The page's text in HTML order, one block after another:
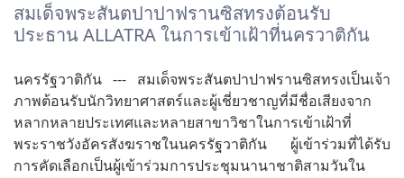
สมเด็จพระสันตปาปาฟรานซิสทรงต้อนรับ
ประธาน ALLATRA ในการเข้าเฝ้าที่นครวาติกัน
นครรัฐวาติกัน --- สมเด็จพระสันตปาปาฟรานซิสทรงเป็นเจ้า
ภาพต้อนรับนักวิทยาศาสตร์และผู้เชี่ยวชาญที่มีชื่อเสียงจาก
หลากหลายประเทศและหลายสาขาวิชาในการเข้าเฝ้าที่
พระราชวังอัครสังฆราชในนครรัฐวาติกัน ผู้เข้าร่วมที่ได้รับ
การคัดเลือกเป็นผู้เข้าร่วมการประชุมนานาชาติสามวันใน